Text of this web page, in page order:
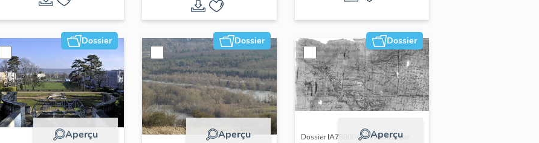
Dossier
Aperçu
Dossier
Aperçu
Dossier
Aperçu
Dossier IA78000496 | Réalisé par